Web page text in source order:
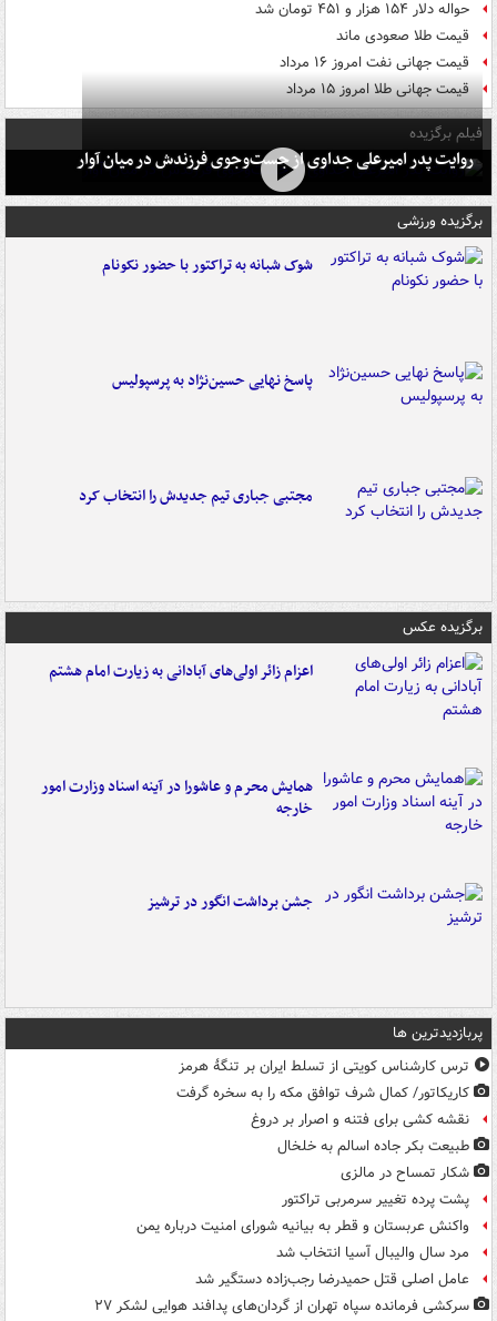
حواله دلار ۱۵۴ هزار و ۴۵۱ تومان شد
قیمت طلا صعودی ماند
قیمت جهانی نفت امروز ۱۶ مرداد
قیمت جهانی طلا امروز ۱۵ مرداد
فیلم برگزیده
روایت پدر امیرعلی جداوی از جست‌وجوی فرزندش در میان آوار
برگزیده ورزشی
شوک شبانه به تراکتور با حضور نکونام
پاسخ نهایی حسین‌نژاد به پرسپولیس
مجتبی جباری تیم جدیدش را انتخاب کرد
برگزیده عکس
اعزام زائر اولی‌های آبادانی به زیارت امام هشتم
همایش محرم و عاشورا در آینه اسناد وزارت امور
خارجه
جشن برداشت انگور در ترشیز
پربازدیدترین ها
ترس کارشناس کویتی از تسلط ایران بر تنگۀ هرمز
کاریکاتور/ کمال شرف توافق مکه را به سخره گرفت
نقشه کشی برای فتنه و اصرار بر دروغ
طبیعت بکر جاده اسالم به خلخال
شکار تمساح در مالزی
پشت پرده تغییر سرمربی تراکتور
واکنش عربستان و قطر به بیانیه شورای امنیت درباره یمن
مرد سال والیبال آسیا انتخاب شد
عامل اصلی قتل حمیدرضا رجب‌زاده دستگیر شد
سرکشی فرمانده سپاه تهران از گردان‌های پدافند هوایی لشکر ۲۷